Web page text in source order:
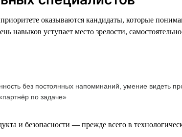
оказываются кандидаты, которые
навыков уступает место зрелости,
без постоянных напоминаний, умение видеть
по задаче»
и безопасности — прежде всего в